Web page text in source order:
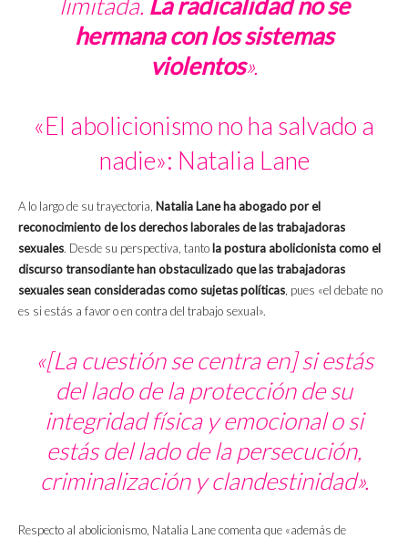
hermana con los sistemas
violentos».
«El abolicionismo no ha salvado a
nadie»: Natalia Lane
A lo largo de su trayectoria, Natalia Lane ha abogado por el
reconocimiento de los derechos laborales de las trabajadoras
sexuales. Desde su perspectiva, tanto la postura abolicionista como el
discurso transodiante han obstaculizado que las trabajadoras
sexuales sean consideradas como sujetas políticas, pues «el debate no
es si estás a favor o en contra del trabajo sexual».
«[La cuestión se centra en] si estás
del lado de la protección de su
integridad física y emocional o si
estás del lado de la persecución,
criminalización y clandestinidad».
Respecto al abolicionismo, Natalia Lane comenta que «además de